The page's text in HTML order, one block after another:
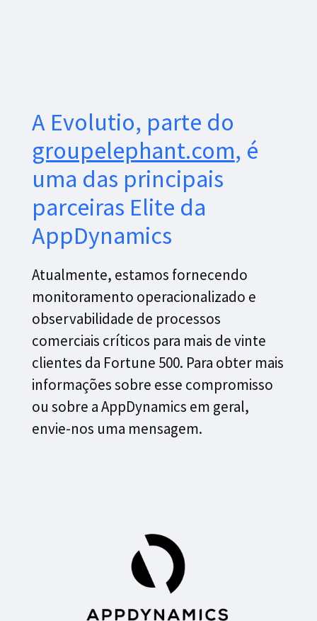
A Evolutio, parte do
groupelephant.com, é
uma das principais
parceiras Elite da
AppDynamics
Atualmente, estamos fornecendo
monitoramento operacionalizado e
observabilidade de processos
comerciais críticos para mais de vinte
clientes da Fortune 500. Para obter mais
informações sobre esse compromisso
ou sobre a AppDynamics em geral,
envie-nos uma mensagem.